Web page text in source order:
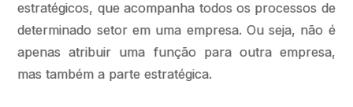
estratégicos, que acompanha todos os processos de
determinado setor em uma empresa. Ou seja, não é
apenas atribuir uma função para outra empresa,
mas também a parte estratégica.